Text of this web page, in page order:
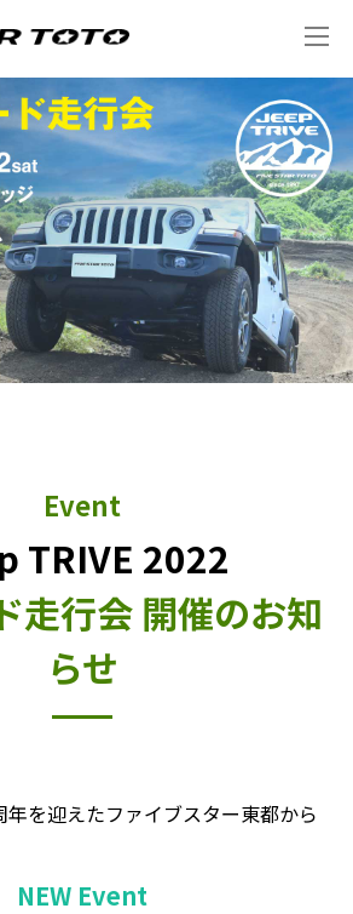
Event
TRIVE 2022
走行会 開催のお知
らせ
を迎えたファイブスター東都から
NEW Event